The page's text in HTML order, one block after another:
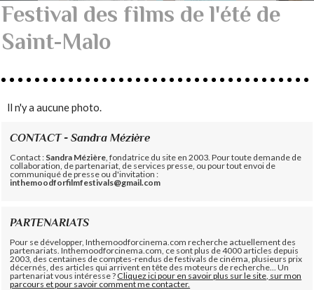
Festival des films de l'été de
Saint-Malo
Il n'y a aucune photo.
CONTACT - Sandra Mézière
Contact : Sandra Mézière , fondatrice du site en 2003. Pour toute demande de
collaboration, de partenariat, de services presse, ou pour tout envoi de
communiqué de presse ou d'invitation :
inthemoodforfilmfestivals@gmail.com
PARTENARIATS
Pour se développer, Inthemoodforcinema.com recherche actuellement des
partenariats. Inthemoodforcinema.com, ce sont plus de 4000 articles depuis
2003, des centaines de comptes-rendus de festivals de cinéma, plusieurs prix
décernés, des articles qui arrivent en tête des moteurs de recherche... Un
partenariat vous intéresse ?Cliquez ici pour en savoir plus sur le site, sur mon
parcours et pour savoir comment me contacter.